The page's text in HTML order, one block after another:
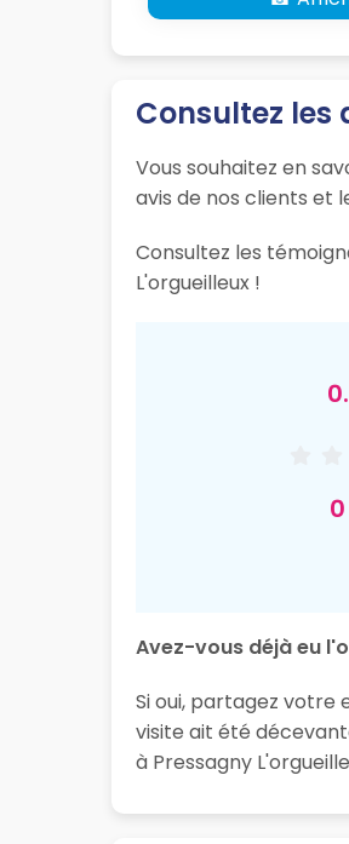
Consultez les
Vous souhaitez en
avis de nos clients et
Consultez les
L'orgueilleux !
0
Avez-vous déjà eu
Si oui, partagez votre
visite ait été
à Pressagny